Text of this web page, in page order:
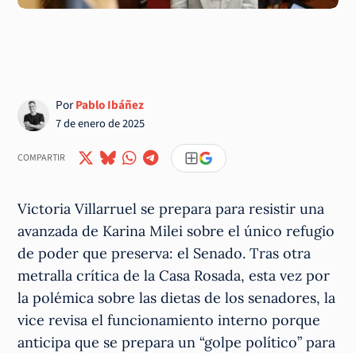
PorPablo Ibáñez
7 de enero de 2025
COMPARTIR
Victoria Villarruel se prepara para resistir una
avanzada de Karina Milei sobre el único refugio
de poder que preserva: el Senado. Tras otra
metralla crítica de la Casa Rosada, esta vez por
la polémica sobre las dietas de los senadores, la
vice revisa el funcionamiento interno porque
anticipa que se prepara un “golpe político” para